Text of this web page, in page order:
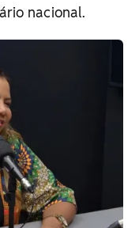
nacional.